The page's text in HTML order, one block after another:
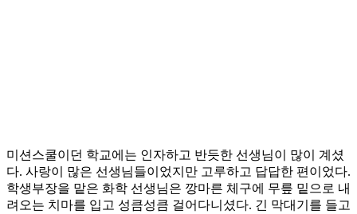
미션스쿨이던 학교에는 인자하고 반듯한 선생님이 많이 계셨
다. 사랑이 많은 선생님들이었지만 고루하고 답답한 편이었다.
학생부장을 맡은 화학 선생님은 깡마른 체구에 무릎 밑으로 내
려오는 치마를 입고 성큼성큼 걸어다니셨다. 긴 막대기를 들고